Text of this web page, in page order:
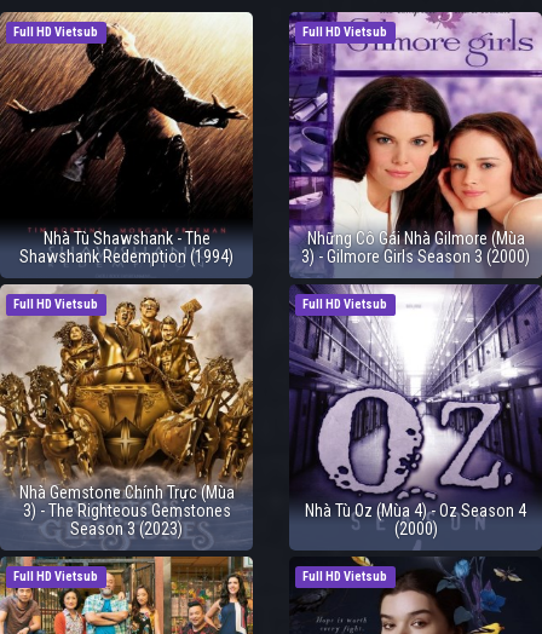
Full HD Vietsub
Nhà Tù Shawshank - The
Shawshank Redemption (1994)
Full HD Vietsub
Những Cô Gái Nhà Gilmore (Mùa
3) - Gilmore Girls Season 3 (2000)
Full HD Vietsub
Nhà Gemstone Chính Trực (Mùa
3) - The Righteous Gemstones
Season 3 (2023)
Full HD Vietsub
Nhà Tù Oz (Mùa 4) - Oz Season 4
(2000)
Full HD Vietsub Full HD Vietsub